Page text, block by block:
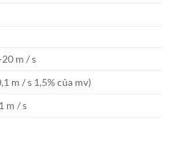
m / s
m / s 1,5% của mv)
m / s